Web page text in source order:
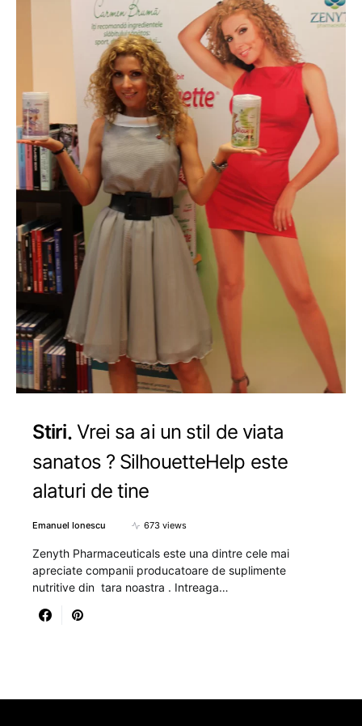
Stiri Vrei sa ai un stil de viata
sanatos ? SilhouetteHelp este
alaturi de tine
Emanuel Ionescu 673 views
Zenyth Pharmaceuticals este una dintre cele mai
apreciate companii producatoare de suplimente
nutritive din tara noastra . Intreaga…